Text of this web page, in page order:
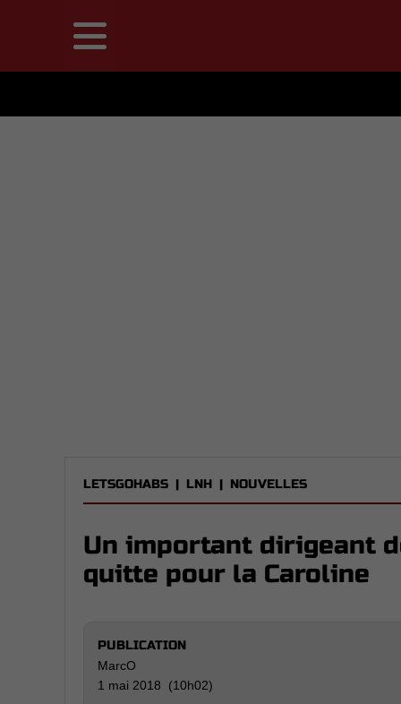
LETSGOHABS | LNH | NOUVELLES
Un important dirigeant
quitte pour la Caroline
PUBLICATION
MarcO
1 mai 2018 (10h02)